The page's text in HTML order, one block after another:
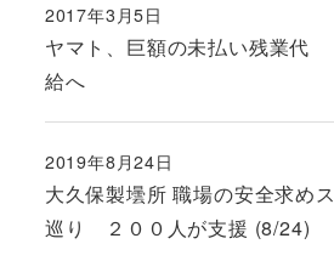
ヤマト、巨額の未払い残業代
給へ
投稿日
2017年3月5日
大久保製壜所 職場の安全求め
巡り ２００人が支援 (8/24)
投稿日
2019年8月24日